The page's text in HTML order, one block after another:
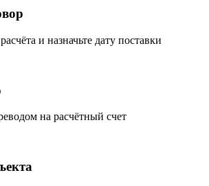
и назначьте дату поставки
на расчётный счет